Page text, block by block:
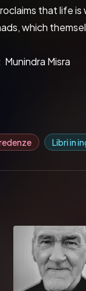
that life
which
Misra
Libri in